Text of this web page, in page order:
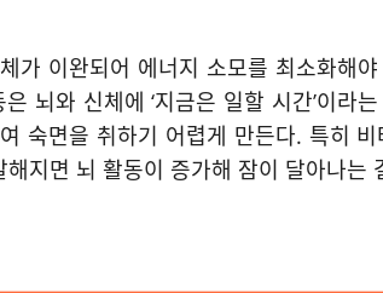
가 이완되어 에너지 소모를 최소화해
뇌와 신체에 ‘지금은 일할 시간’이라
숙면을 취하기 어렵게 만든다. 특히
지면 뇌 활동이 증가해 잠이 달아나는